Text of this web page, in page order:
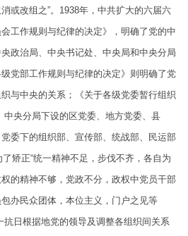
或改组之”。1938年，中共扩大的六届六
工作规则与纪律的决定》，明确了党的中
政治局、中央书记处、中央局和中央分局
党部工作规则与纪律的决定》则明确了党
与中央的关系；《关于各级党委暂行组织
央分局下设的区党委、地方党委、县
委下的组织部、宣传部、统战部、民运部
矫正“统一精神不足，步伐不齐，各自为
的精神不够，党政不分，政权中党员干部
办民众团体，本位主义，门户之见等
抗日根据地党的领导及调整各组织间关系